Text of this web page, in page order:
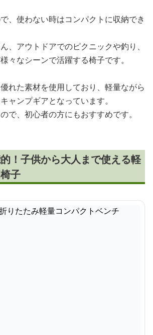
、使わない時はコンパクトに収納でき
、アウトドアでのピクニックや釣り、
々なシーンで活躍する椅子です。
れた素材を使用しており、軽量ながら
ャンプギアとなっています。
で、初心者の方にもおすすめです。
！子供から大人まで使える軽
子